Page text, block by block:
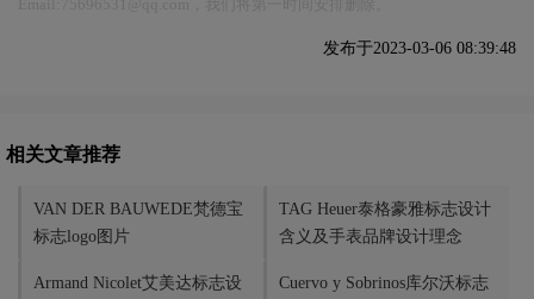
发布于2023-03-06 08:39:48
相关文章推荐
VAN DER BAUWEDE梵德宝
标志logo图片
TAG Heuer泰格豪雅标志设计
含义及手表品牌设计理念
Armand Nicolet艾美达标志设
Cuervo y Sobrinos库尔沃标志